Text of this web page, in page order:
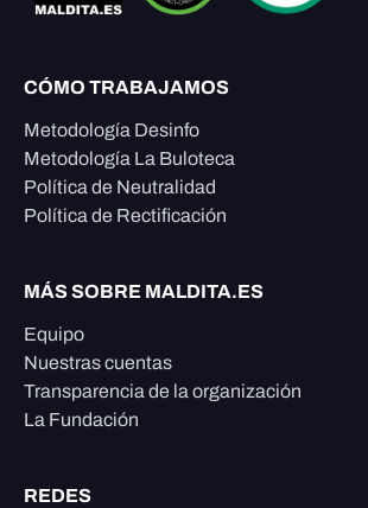
CÓMO TRABAJAMOS
Metodología Desinfo
Metodología La Buloteca
Política de Neutralidad
Política de Rectificación
MÁS SOBRE MALDITA.ES
Equipo
Nuestras cuentas
Transparencia de la organización
La Fundación
REDES